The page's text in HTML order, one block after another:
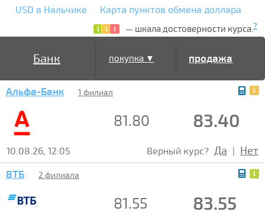
USD в Нальчике Карта пунктов обмена доллара
— шкала достоверности курса.?
Банк покупка ▼ продажа
Альфа-Банк 1 филиал
81.80 83.40
10.08.26, 12:05 Верный курс? Да | Нет
ВТБ 2 филиала
81.55 83.55